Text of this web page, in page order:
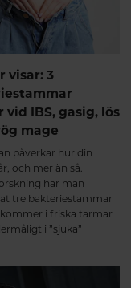
visar: 3
vid IBS, gasig, lös
mage
påverkar hur din
och mer än så.
har man
tre bakteriestammar
i friska tarmar
i ”sjuka”